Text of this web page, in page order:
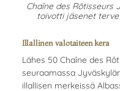
Chaîne des Rôtisseurs
toivotti jäsenet
Illallinen valotaiteen kera
Lähes 50 Chaîne des
seuraamassa
illallisen merkeissä